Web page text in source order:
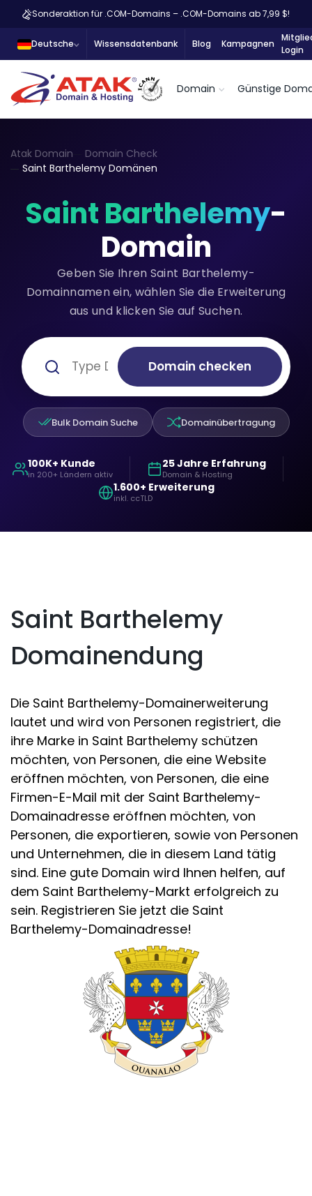
Sonderaktion für .COM-Domains – .COM-Domains ab 7,99 $!
Deutsche Wissensdatenbank Blog Kampagnen
Login
Domain Günstige
Atak Domain
Domain Check
Saint Barthelemy Domänen
Saint Barthelemy-
Domain
Geben Sie Ihren Saint Barthelemy-
Domainnamen ein, wählen Sie die Erweiterung
aus und klicken Sie auf Suchen.
Domain checken
Bulk Domain Suche Domainübertragung
100K+ Kunde
in 200+ Ländern aktiv
25 Jahre Erfahrung
Domain & Hosting
1.600+ Erweiterung
inkl. ccTLD
Saint Barthelemy
Domainendung
Die Saint Barthelemy-Domainerweiterung
lautet und wird von Personen registriert, die
ihre Marke in Saint Barthelemy schützen
möchten, von Personen, die eine Website
eröffnen möchten, von Personen, die eine
Firmen-E-Mail mit der Saint Barthelemy-
Domainadresse eröffnen möchten, von
Personen, die exportieren, sowie von Personen
und Unternehmen, die in diesem Land tätig
sind. Eine gute Domain wird Ihnen helfen, auf
dem Saint Barthelemy-Markt erfolgreich zu
sein. Registrieren Sie jetzt die Saint
Barthelemy-Domainadresse!